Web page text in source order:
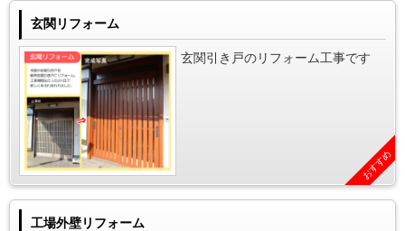
玄関リフォーム
玄関引き戸のリフォーム工事です
おすすめ
工場外壁リフォーム